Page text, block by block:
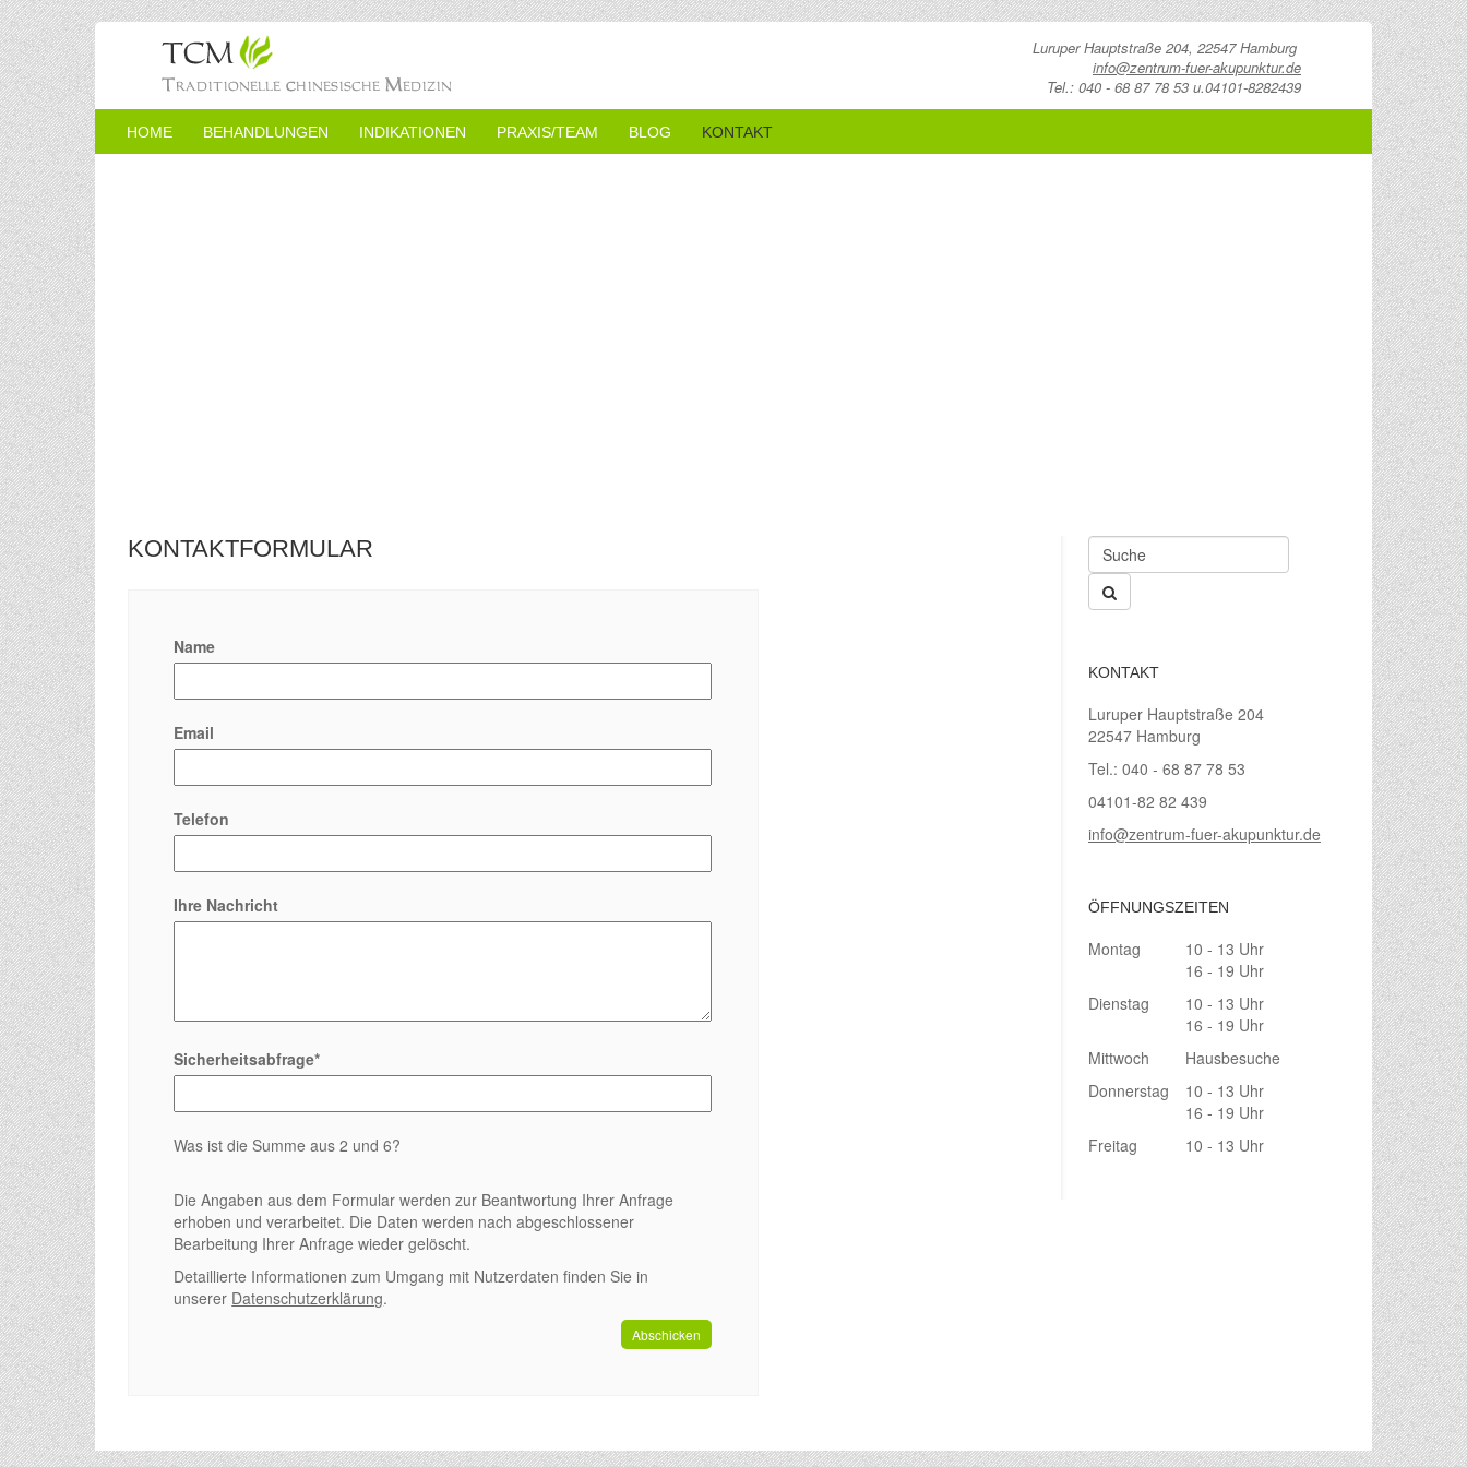
Luruper Hauptstraße 204, 22547 Hamburg
info@zentrum-fuer-akupunktur.de
Tel.: 040 - 68 87 78 53 u.04101-8282439
HOME BEHANDLUNGEN INDIKATIONEN PRAXIS/TEAM BLOG KONTAKT
KONTAKTFORMULAR
Name
Email
Telefon
Ihre Nachricht
Sicherheitsabfrage*
Was ist die Summe aus 2 und 6?
Die Angaben aus dem Formular werden zur Beantwortung Ihrer Anfrage
erhoben und verarbeitet. Die Daten werden nach abgeschlossener
Bearbeitung Ihrer Anfrage wieder gelöscht.
Detaillierte Informationen zum Umgang mit Nutzerdaten finden Sie in
unserer Datenschutzerklärung.
KONTAKT
Luruper Hauptstraße 204
22547 Hamburg
Tel.: 040 - 68 87 78 53
04101-82 82 439
info@zentrum-fuer-akupunktur.de
ÖFFNUNGSZEITEN
Montag
10 - 13 Uhr
16 - 19 Uhr
Dienstag
10 - 13 Uhr
16 - 19 Uhr
Mittwoch
Hausbesuche
Donnerstag
10 - 13 Uhr
16 - 19 Uhr
Freitag
10 - 13 Uhr